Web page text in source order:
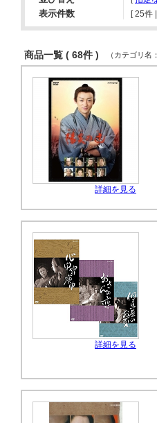
表示件数 [ 25件
商品一覧 ( 68件 ) （カテゴリ名
詳細を見る
詳細を見る